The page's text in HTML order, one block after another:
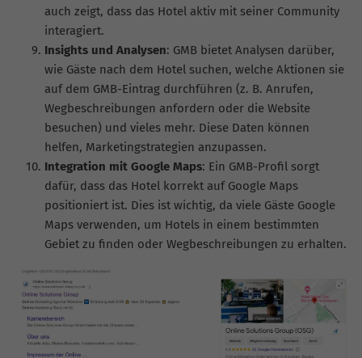
auch zeigt, dass das Hotel aktiv mit seiner Community
interagiert.
Insights und Analysen: GMB bietet Analysen darüber,
wie Gäste nach dem Hotel suchen, welche Aktionen sie
auf dem GMB-Eintrag durchführen (z. B. Anrufen,
Wegbeschreibungen anfordern oder die Website
besuchen) und vieles mehr. Diese Daten können
helfen, Marketingstrategien anzupassen.
Integration mit Google Maps: Ein GMB-Profil sorgt
dafür, dass das Hotel korrekt auf Google Maps
positioniert ist. Dies ist wichtig, da viele Gäste Google
Maps verwenden, um Hotels in einem bestimmten
Gebiet zu finden oder Wegbeschreibungen zu erhalten.